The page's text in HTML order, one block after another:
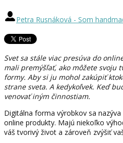
Petra Rusnáková - Som
Svet sa stále viac presúva do
mali premýšľať, ako môžete svoju
formy. Aby si ju mohol zakúpiť
strane sveta. A kedykoľvek. Keď
venovať iným činnostiam.
Digitálna forma výrobkov sa
online produkty. Majú niekoľko
váš tvorivý život a zároveň zvýšiť